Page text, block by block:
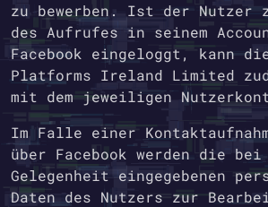
zu bewerben. Ist der Nutzer
des Aufrufes in seinem
Facebook eingeloggt, kann
Platforms Ireland Limited
mit dem jeweiligen
Im Falle einer
über Facebook werden die
Gelegenheit eingegebenen
Daten des Nutzers zur